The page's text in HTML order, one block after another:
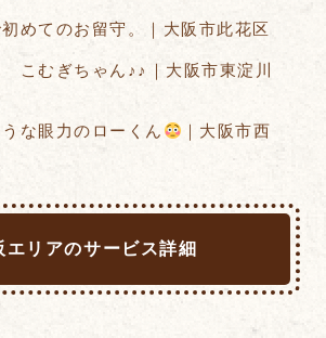
めてのお留守。｜大阪市此花区
むぎちゃん♪♪｜大阪市東淀川
な眼力のローくん
｜大阪市西
エリアのサービス詳細